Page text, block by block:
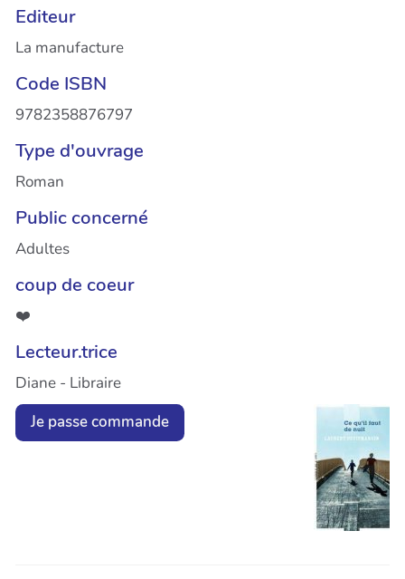
Editeur
La manufacture
Code ISBN
9782358876797
Type d'ouvrage
Roman
Public concerné
Adultes
coup de coeur
❤️
Lecteur.trice
Diane - Libraire
Je passe commande